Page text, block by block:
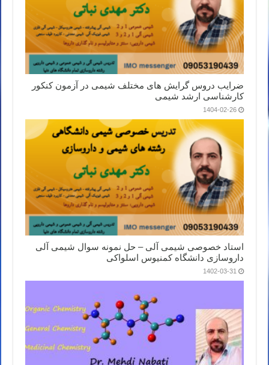
ضرایب دروس گرایش های مختلف شیمی در آزمون کنکور
کارشناسی ارشد شیمی
1404-02-26
استاد خصوصی شیمی آلی – حل نمونه سوال شیمی آلی
داروسازی دانشگاه کمنیوس اسلواکی
1402-03-31